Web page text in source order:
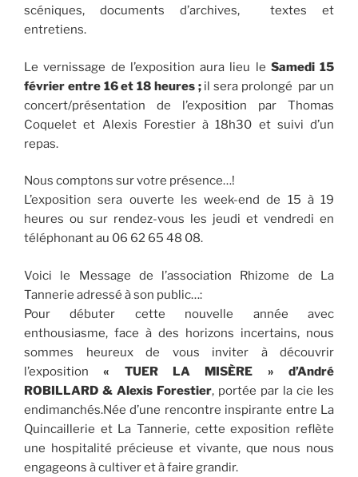
scéniques, documents d’archives, textes et
entretiens.
Le vernissage de l’exposition aura lieu le Samedi 15
février entre 16 et 18 heures ; il sera prolongé par un
concert/présentation de l’exposition par Thomas
Coquelet et Alexis Forestier à 18h30 et suivi d’un
repas.
Nous comptons sur votre présence…!
L’exposition sera ouverte les week-end de 15 à 19
heures ou sur rendez-vous les jeudi et vendredi en
téléphonant au 06 62 65 48 08.
Voici le Message de l’association Rhizome de La
Tannerie adressé à son public…:
Pour débuter cette nouvelle année avec
enthousiasme, face à des horizons incertains, nous
sommes heureux de vous inviter à découvrir
l’exposition« TUER LA MISÈRE » d’André
ROBILLARD & Alexis Forestier, portée par la cie les
endimanchés.Née d’une rencontre inspirante entre La
Quincaillerie et La Tannerie, cette exposition reflète
une hospitalité précieuse et vivante, que nous nous
engageons à cultiver et à faire grandir.